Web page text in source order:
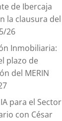
de Ibercaja
la clausura del
26
Inmobiliaria:
plazo de
del MERIN
para el Sector
con César